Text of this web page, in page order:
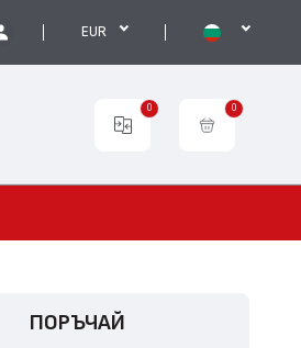
EUR
0 0
ПОРЪЧАЙ